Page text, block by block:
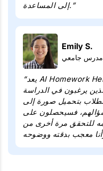
إلى المساعدة.”
Emily S.
مدرس جامعي
“يعد AI Homework Helper من ThinkGPT مساعدًا
يرغبون في الدراسة
بتحميل صورة إلى
سؤالهم، فسيحصلون على
للتحقق مرة أخرى من